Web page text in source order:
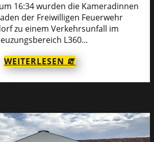
16:34 wurden die Kameradinnen
der Freiwilligen Feuerwehr
zu einem Verkehrsunfall im
L360...
WEITERLESEN 🧯